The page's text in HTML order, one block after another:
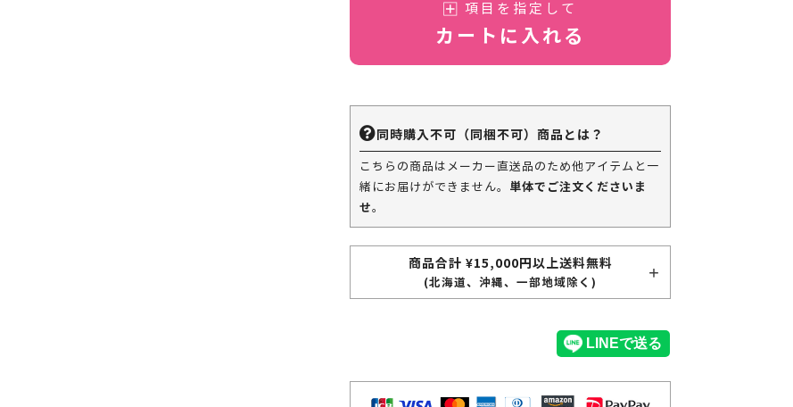
項目を指定して
カートに入れる
同時購入不可（同梱不可）商品とは？
こちらの商品はメーカー直送品のため他アイテムと一
緒にお届けができません。 単体でご注文くださいま
せ。
商品合計 ¥15,000円以上送料無料
(北海道、沖縄、一部地域除く)